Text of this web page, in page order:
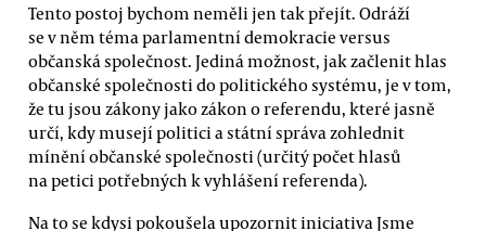
Tento postoj bychom neměli jen tak přejít. Odráží
se v něm téma parlamentní demokracie versus
občanská společnost. Jediná možnost, jak začlenit hlas
občanské společnosti do politického systému, je v tom,
že tu jsou zákony jako zákon o referendu, které jasně
určí, kdy musejí politici a státní správa zohlednit
mínění občanské společnosti (určitý počet hlasů
na petici potřebných k vyhlášení referenda).
Na to se kdysi pokoušela upozornit iniciativa Jsme